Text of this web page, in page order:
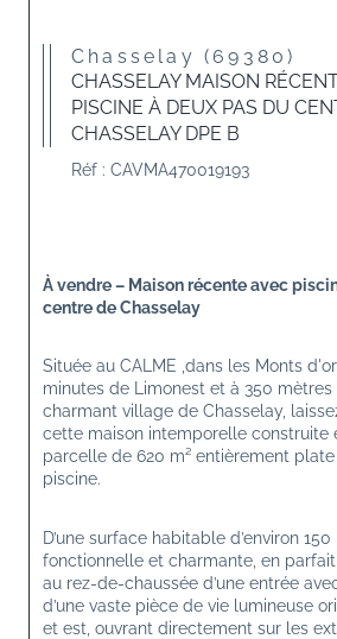
Chasselay (69380)
CHASSELAY MAISON
PISCINE À DEUX PAS DU
CHASSELAY DPE B
Réf : CAVMA470019193
À vendre – Maison récente avec
centre de Chasselay
Située au CALME ,dans les Monts
minutes de Limonest et à 350
charmant village de Chasselay,
cette maison intemporelle construite
parcelle de 620 m² entièrement
piscine.
D’une surface habitable d’environ
fonctionnelle et charmante, en
au rez-de-chaussée d’une entrée
d’une vaste pièce de vie lumineuse
et est, ouvrant directement sur les